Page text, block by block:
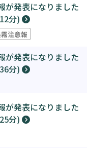
が発表になりました
分)
注意報
が発表になりました
分)
が発表になりました
分)